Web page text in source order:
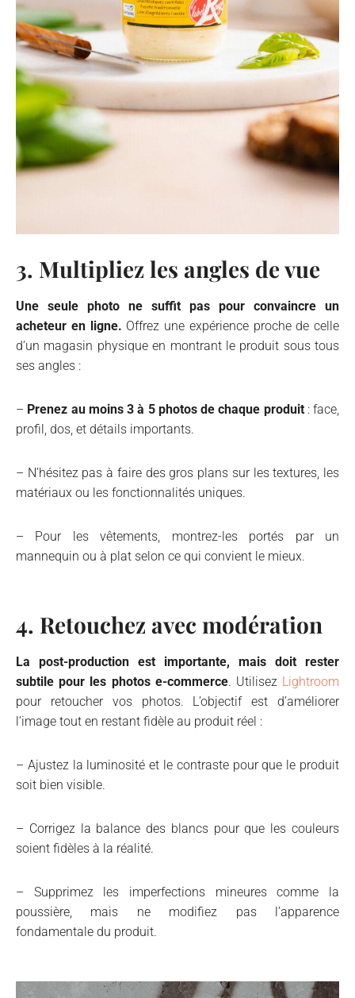
3. Multipliez les angles de vue
Une seule photo ne suffit pas pour convaincre un
acheteur en ligne. Offrez une expérience proche de celle
d’un magasin physique en montrant le produit sous tous
ses angles :
– Prenez au moins 3 à 5 photos de chaque produit: face,
profil, dos, et détails importants.
– N’hésitez pas à faire des gros plans sur les textures, les
matériaux ou les fonctionnalités uniques.
– Pour les vêtements, montrez-les portés par un
mannequin ou à plat selon ce qui convient le mieux.
4. Retouchez avec modération
La post-production est importante, mais doit rester
subtile pour les photos e-commerce. Utilisez Lightroom
pour retoucher vos photos. L’objectif est d’améliorer
l’image tout en restant fidèle au produit réel :
– Ajustez la luminosité et le contraste pour que le produit
soit bien visible.
– Corrigez la balance des blancs pour que les couleurs
soient fidèles à la réalité.
– Supprimez les imperfections mineures comme la
poussière, mais ne modifiez pas l’apparence
fondamentale du produit.